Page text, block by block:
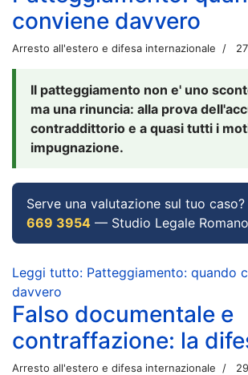
conviene davvero
Arresto all'estero e difesa internazionale
Il patteggiamento non e' uno
ma una rinuncia: alla prova
contraddittorio e a quasi tutti i
impugnazione.
Serve una valutazione sul tuo caso?
669 3954 — Studio Legale
Leggi tutto: Patteggiamento: quando
davvero
Falso documentale e
contraffazione: la
Arresto all'estero e difesa internazionale